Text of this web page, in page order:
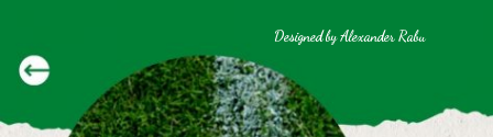
Designed by Alexander Rabu